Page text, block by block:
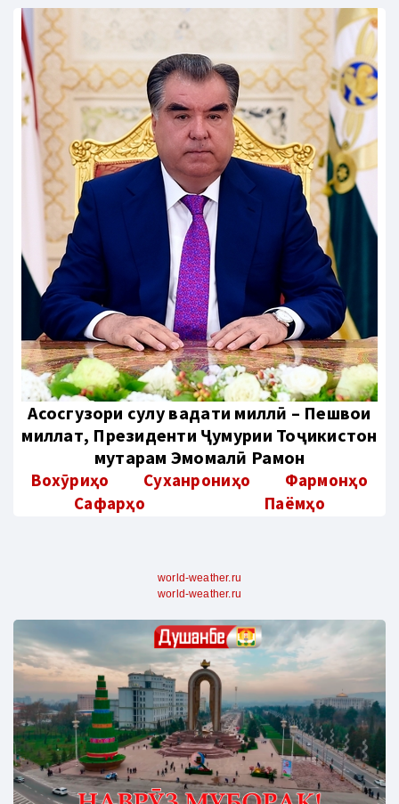
Aсосгузори сулҳу ваҳдати миллӣ – Пешвои
миллат, Президенти Ҷумҳурии Тоҷикистон
муҳтарам Эмомалӣ Раҳмон
Вохӯриҳо Суханрониҳо
Фармонҳо
Сафарҳо
Паёмҳо
world-weather.ru
world-weather.ru